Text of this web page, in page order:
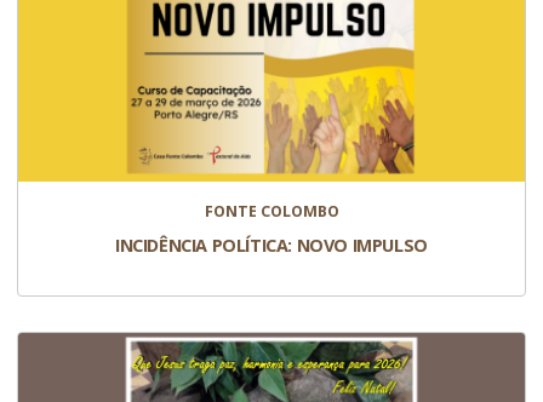
FONTE COLOMBO
INCIDÊNCIA POLÍTICA: NOVO IMPULSO